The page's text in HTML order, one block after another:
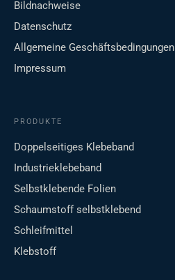
Bildnachweise
Datenschutz
Allgemeine Geschäftsbedingungen
Impressum
PRODUKTE
Doppelseitiges Klebeband
Industrieklebeband
Selbstklebende Folien
Schaumstoff selbstklebend
Schleifmittel
Klebstoff